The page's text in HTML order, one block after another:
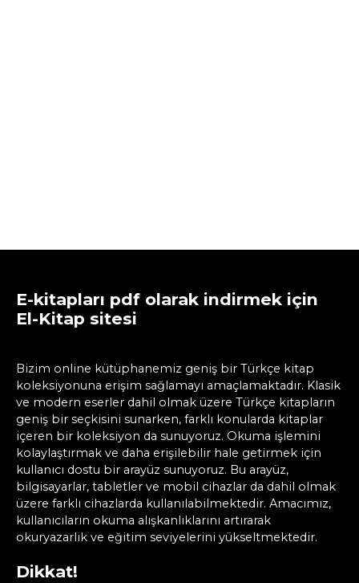
E-kitapları pdf olarak indirmek için
El-Kitap sitesi
Bizim online kütüphanemiz geniş bir Türkçe kitap
koleksiyonuna erişim sağlamayı amaçlamaktadır. Klasik
ve modern eserler dahil olmak üzere Türkçe kitapların
geniş bir seçkisini sunarken, farklı konularda kitaplar
içeren bir koleksiyon da sunuyoruz. Okuma işlemini
kolaylaştırmak ve daha erişilebilir hale getirmek için
kullanıcı dostu bir arayüz sunuyoruz. Bu arayüz,
bilgisayarlar, tabletler ve mobil cihazlar da dahil olmak
üzere farklı cihazlarda kullanılabilmektedir. Amacımız,
kullanıcıların okuma alışkanlıklarını artırarak
okuryazarlık ve eğitim seviyelerini yükseltmektedir.
Dikkat!